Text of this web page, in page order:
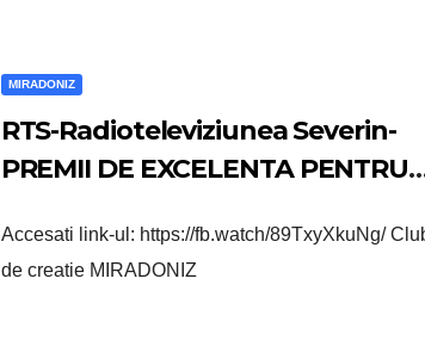
MIRADONIZ
RTS-Radioteleviziunea Severin-
PREMII DE EXCELENTA PENTRU
TRAIAN
Accesati link-ul: https://fb.watch/89TxyXkuNg/
de creatie MIRADONIZ